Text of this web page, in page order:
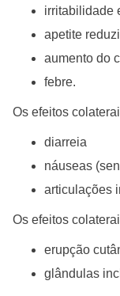
irritabilidade
apetite
aumento do
febre.
Os efeitos
diarreia
náuseas
articulações
Os efeitos
erupção
glândulas